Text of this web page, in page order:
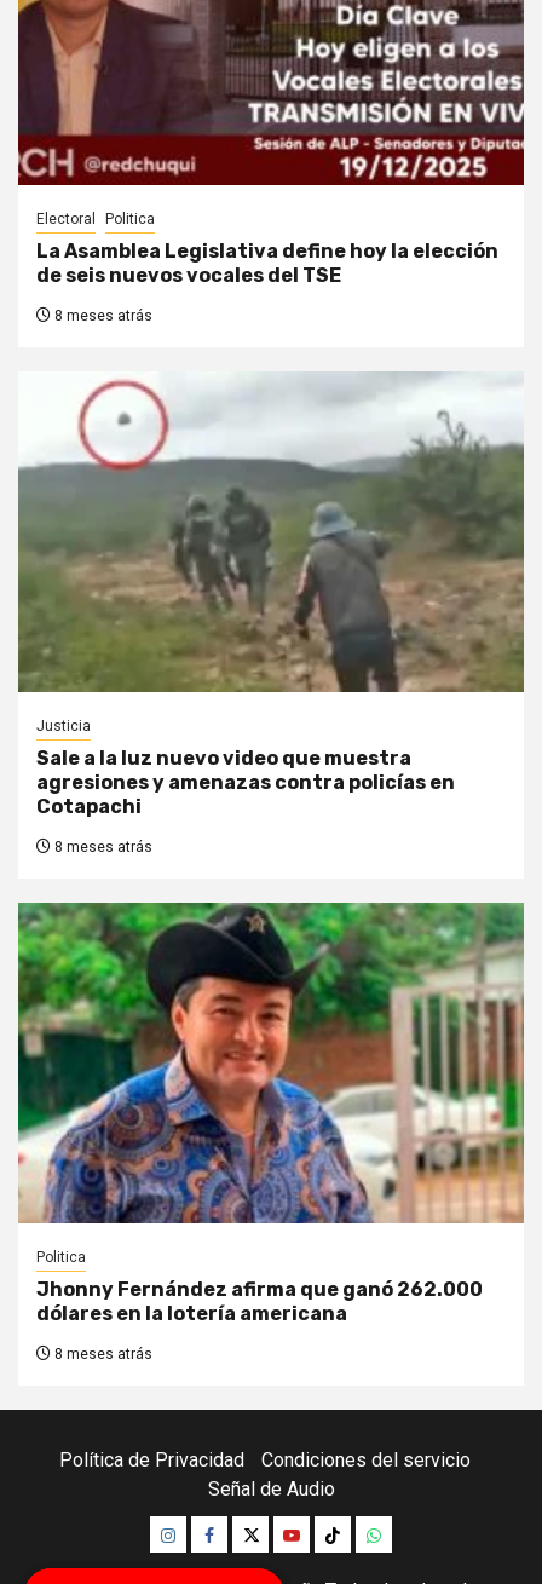
Electoral Politica
La Asamblea Legislativa define hoy la elección
de seis nuevos vocales del TSE
8 meses atrás
Justicia
Sale a la luz nuevo video que muestra
agresiones y amenazas contra policías en
Cotapachi
8 meses atrás
Politica
Jhonny Fernández afirma que ganó 262.000
dólares en la lotería americana
8 meses atrás
Política de Privacidad
Condiciones del servicio
Señal de Audio
InstagramFacebook
TwitterYoutubeTikTokWhatsapp